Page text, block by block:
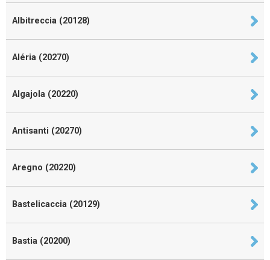
Albitreccia (20128)
Aléria (20270)
Algajola (20220)
Antisanti (20270)
Aregno (20220)
Bastelicaccia (20129)
Bastia (20200)